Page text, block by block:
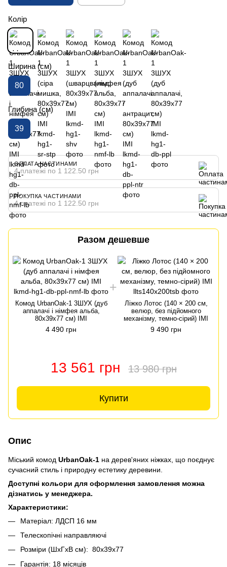
Колір
Ширина (см)
80
Глибина (см)
39
ОПЛАТА ЧАСТИНАМИ
4 платежі по 1 122.50 грн
ПОКУПКА ЧАСТИНАМИ
4 платежі по 1 122.50 грн
Разом дешевше
Комод UrbanOak-1 3ШУХ (дуб
аппалачі і німфея альба,
80x39x77 см) IMI
4 490 грн
Ліжко Лотос (140 × 200 см,
велюр, без підйомного
механізму, темно-сірий) IMI
9 490 грн
13 561 грн 13 980 грн
Купити
Опис
Міський комод UrbanOak-1 на дерев'яних ніжках, що поєднує
сучасний стиль і природну естетику деревини.
Доступні кольори для оформлення замовлення можна
дізнатись у менеджера.
Характеристики:
Матеріал: ЛДСП 16 мм
Телескопічні направляючі
Розміри (ШхГхВ см): 80х39х77
Гарантія: 18 місяців